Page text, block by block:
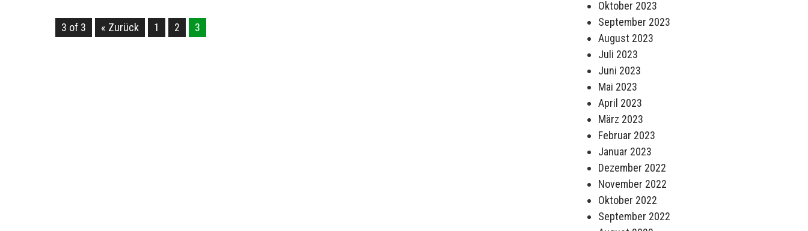
3 of 3 « Zurück 1 2 3
Oktober 2023
September 2023
August 2023
Juli 2023
Juni 2023
Mai 2023
April 2023
März 2023
Februar 2023
Januar 2023
Dezember 2022
November 2022
Oktober 2022
September 2022